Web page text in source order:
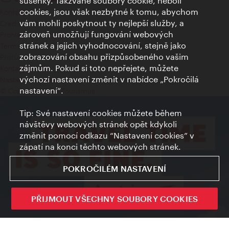
Kontakty
Credits
Prohlášení o ochraně osobních údajů
Terms of Use
Přístupnost
Kontakt pro tisk
Nastavení cookies
© Copyright Wien Tourismus
cookies, jsou však nezbytné k tomu, abychom
vám mohli poskytnout ty nejlepší služby, a
zároveň umožňují fungování webových
stránek a jejich vyhodnocování, stejně jako
zobrazování obsahu přizpůsobeného vašim
zájmům. Pokud si toto nepřejete, můžete
výchozí nastavení změnit v nabídce „Pokročilá
nastavení“.
Tip: Své nastavení cookies můžete během
návštěvy webových stránek opět kdykoli
změnit pomocí odkazu “Nastavení cookies” v
zápatí na konci těchto webových stránek.
POKROČILÉM NASTAVENÍ
PŘIJMOUT VŠECHNY SOUBORY COOKIES